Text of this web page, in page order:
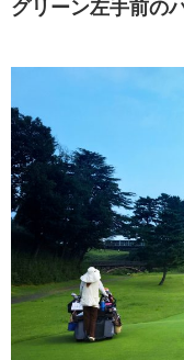
グリーン左手前の